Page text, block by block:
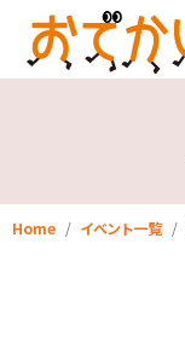
Home イベント一覧